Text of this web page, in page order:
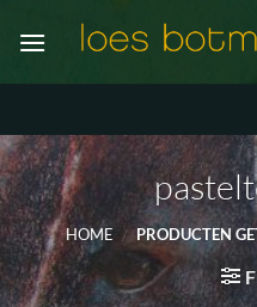
naar
HOME / PRODUCTEN